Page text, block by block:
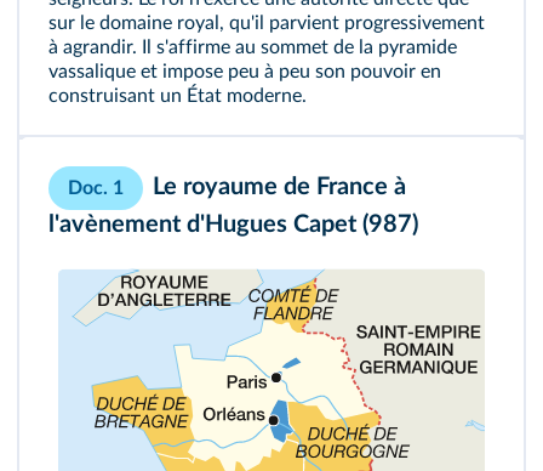
sur le domaine royal, qu'il parvient progressivement
à agrandir. Il s'affirme au sommet de la pyramide
vassalique et impose peu à peu son pouvoir en
construisant un État moderne.
Doc. 1
Le royaume de France à
l'avènement d'Hugues Capet (987)